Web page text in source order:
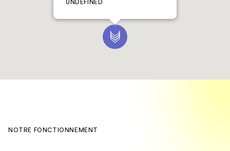
UNDEFINED
NOTRE FONCTIONNEMENT